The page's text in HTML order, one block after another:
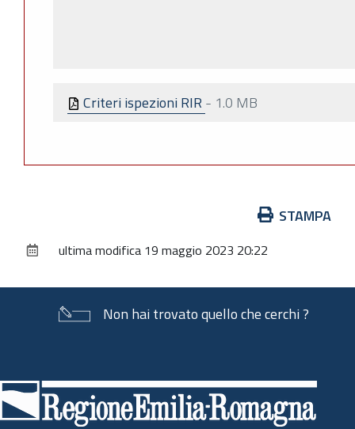
Criteri ispezioni RIR - 1.0 MB
documento
STAMPA
ultima modifica 19 maggio 2023 20:22
Non hai trovato quello che cerchi ?
di
pagina